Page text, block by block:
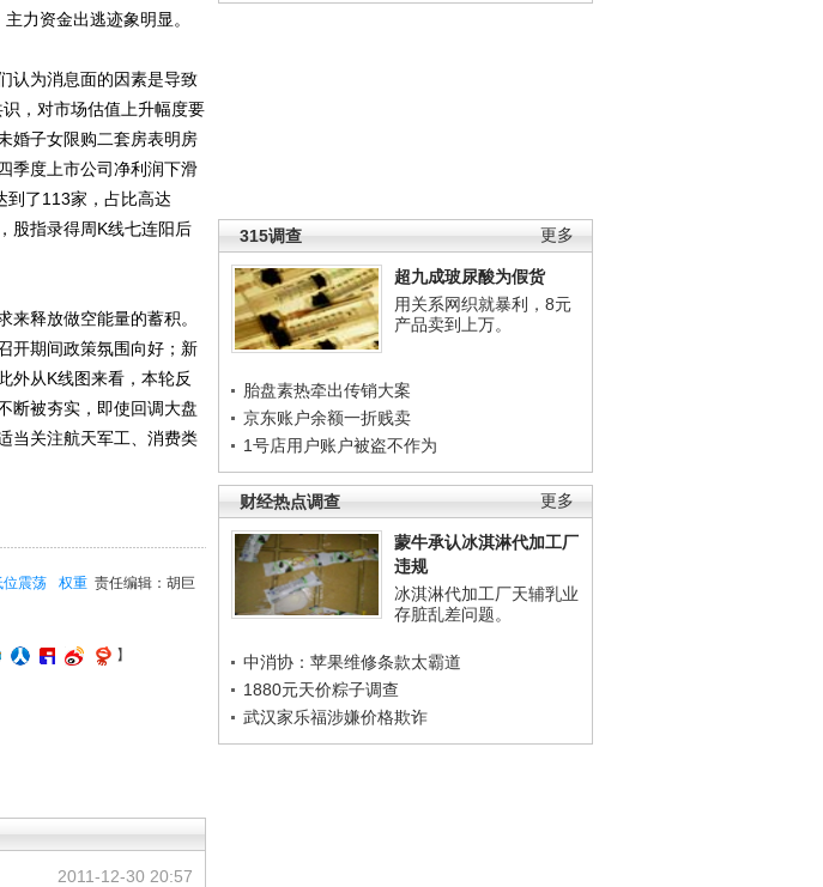
更多
315调查
超九成玻尿酸为假货
用关系网织就暴利，8元
产品卖到上万。
胎盘素热牵出传销大案
京东账户余额一折贱卖
1号店用户账户被盗不作为
更多
财经热点调查
蒙牛承认冰淇淋代加工厂
违规
冰淇淋代加工厂天辅乳业
存脏乱差问题。
中消协：苹果维修条款太霸道
1880元天价粽子调查
武汉家乐福涉嫌价格欺诈
力资金出逃迹象明显。
为消息面的因素是导致
，对市场估值上升幅度要
婚子女限购二套房表明房
季度上市公司净利润下滑
到了113家，占比高达
股指录得周K线七连阳后
释放做空能量的蓄积。
开期间政策氛围向好；新
外从K线图来看，本轮反
断被夯实，即使回调大盘
当关注航天军工、消费类
责任编辑：胡巨
位震荡
权重
】
2011-12-30 20:57